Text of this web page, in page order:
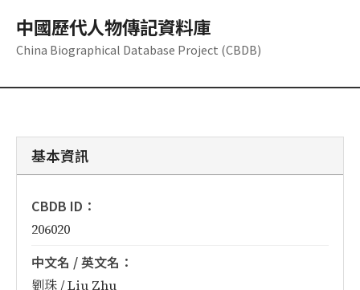
中國歷代人物傳記資料庫
China Biographical Database Project (CBDB)
基本資訊
CBDB ID：
206020
中文名 / 英文名：
劉珠 / Liu Zhu